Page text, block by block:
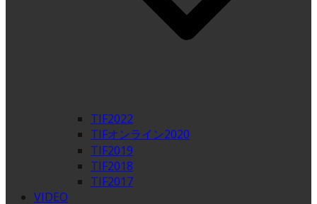
TIF2022
TIFオンライン2020
TIF2019
TIF2018
TIF2017
VIDEO